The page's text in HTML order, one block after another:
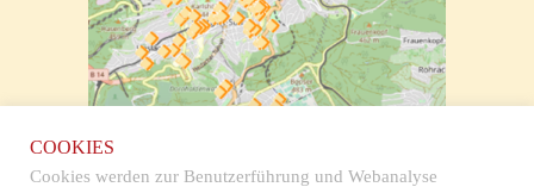
COOKIES
Cookies werden zur Benutzerführung und Webanalyse